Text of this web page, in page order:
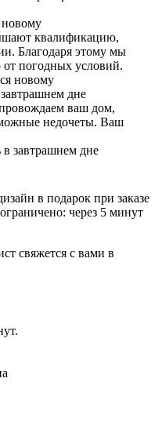
новому
квалификацию,
Благодаря этому мы
погодных условий.
дне
ваш дом,
недочеты. Ваш
в подарок при заказе
через 5 минут
свяжется с вами в